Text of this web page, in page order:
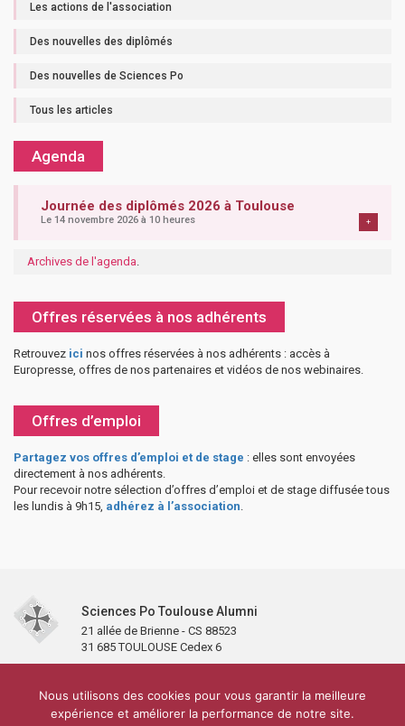
Les actions de l'association
Des nouvelles des diplômés
Des nouvelles de Sciences Po
Tous les articles
Agenda
Journée des diplômés 2026 à Toulouse
Le 14 novembre 2026 à 10 heures +
Archives de l'agenda.
Offres réservées à nos adhérents
Retrouvez ici nos offres réservées à nos adhérents : accès à
Europresse, offres de nos partenaires et vidéos de nos webinaires.
Offres d’emploi
Partagez vos offres d’emploi et de stage : elles sont envoyées
directement à nos adhérents.
Pour recevoir notre sélection d’offres d’emploi et de stage diffusée tous
les lundis à 9h15, adhérez à l’association.
Sciences Po Toulouse Alumni
21 allée de Brienne - CS 88523
31 685 TOULOUSE Cedex 6
Partenaires et soutiens
Lettre d’information
Réseaux sociaux
Sciences Po Toulouse
Nous utilisons des cookies pour vous garantir la meilleure
expérience et améliorer la performance de notre site.